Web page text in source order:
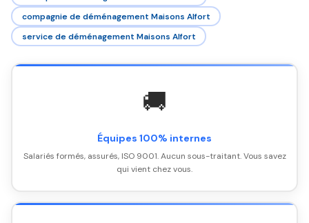
compagnie de déménagement Maisons Alfort
service de déménagement Maisons Alfort
🚚
Équipes 100% internes
Salariés formés, assurés, ISO 9001. Aucun sous-traitant. Vous savez
qui vient chez vous.